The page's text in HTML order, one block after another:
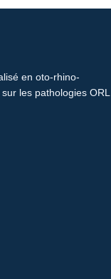
en oto-rhino-
les pathologies ORL